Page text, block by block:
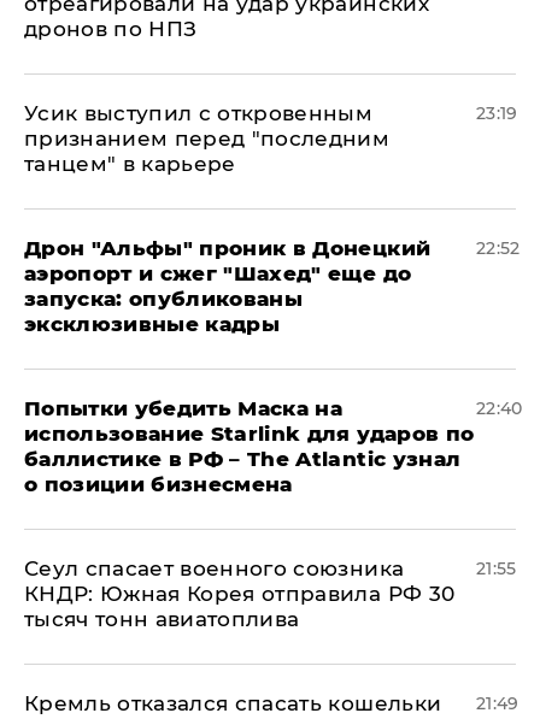
дронов по НПЗ
Усик выступил с откровенным
признанием перед "последним
танцем" в карьере
23:19
Дрон "Альфы" проник в Донецкий
аэропорт и сжег "Шахед" еще до
запуска: опубликованы
эксклюзивные кадры
22:52
Попытки убедить Маска на
использование Starlink для ударов по
баллистике в РФ – The Atlantic узнал
о позиции бизнесмена
22:40
​Сеул спасает военного союзника
КНДР: Южная Корея отправила РФ 30
тысяч тонн авиатоплива
21:55
Кремль отказался спасать кошельки
21:49